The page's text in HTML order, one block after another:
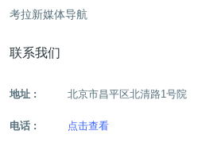
考拉新媒体导航
联系我们
地址 : 北京市昌平区北清路1号院
电话 : 点击查看